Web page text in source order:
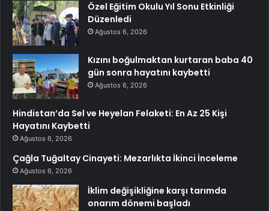
Özel Eğitim Okulu Yıl Sonu Etkinliği
Düzenledi
Ağustos 6, 2026
Kızını boğulmaktan kurtaran baba 40
gün sonra hayatını kaybetti
Ağustos 6, 2026
Hindistan’da Sel ve Heyelan Felaketi: En Az 25 Kişi
Hayatını Kaybetti
Ağustos 6, 2026
Çağla Tuğaltay Cinayeti: Mezarlıkta İkinci İnceleme
Ağustos 6, 2026
İklim değişikliğine karşı tarımda
onarım dönemi başladı